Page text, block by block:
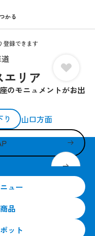
かる
登録できます
リア
のモニュメントがお出
り 山口方面
ュー
品
ット